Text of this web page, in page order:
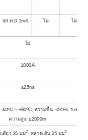
&ร.ท;0.1mA ไม่ ไม่
ไม่
1000A
≤25ns
~ +80ºC; ความชื้น: ≤95%; ระดับ
ความสูง: ≤2000m
เดี่ยว 35 มม2; หลายเส้น 25 มม2